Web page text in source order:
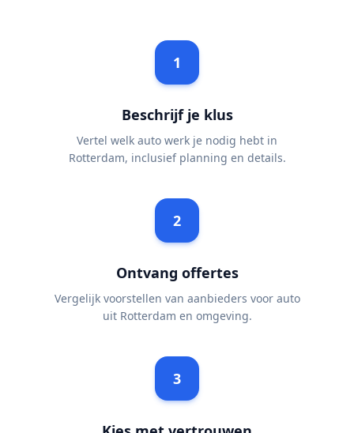
1
Beschrijf je klus
Vertel welk auto werk je nodig hebt in
Rotterdam, inclusief planning en details.
2
Ontvang offertes
Vergelijk voorstellen van aanbieders voor auto
uit Rotterdam en omgeving.
3